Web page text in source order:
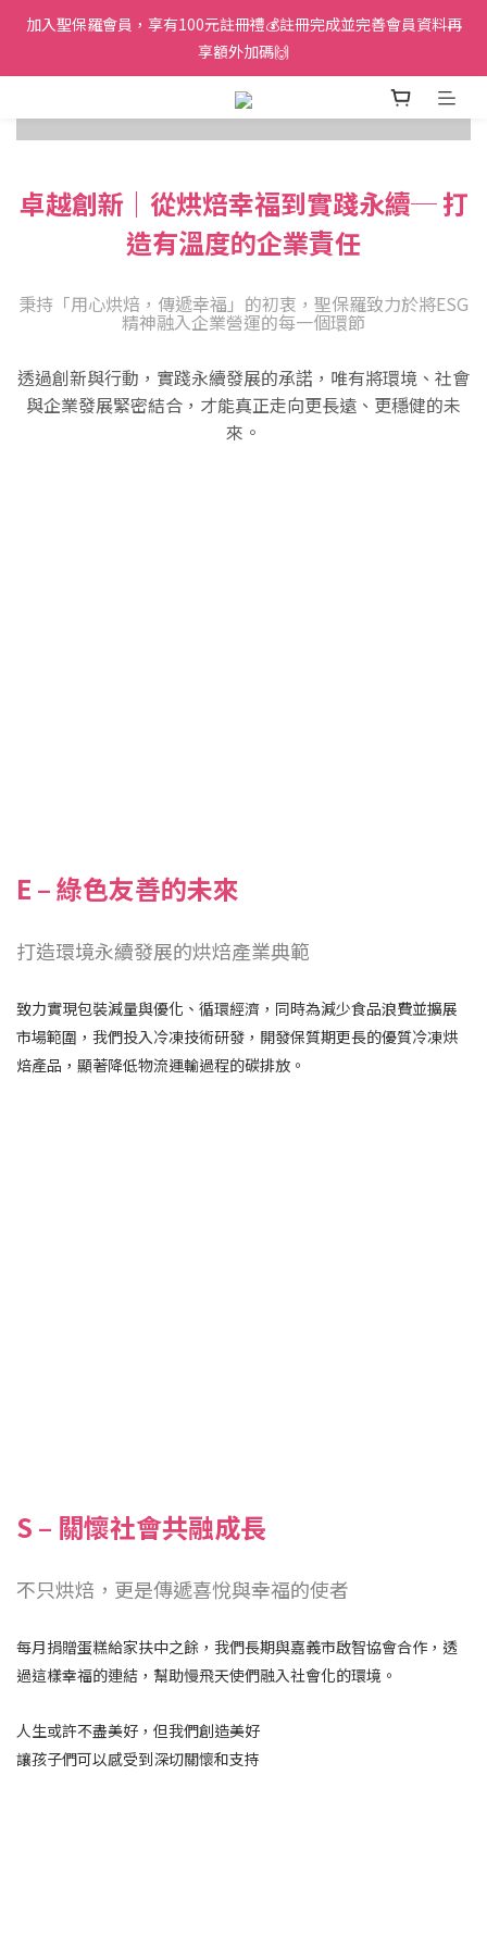
加入聖保羅會員，享有100元註冊禮💰註冊完成並完善會員資料再
享額外加碼🙌
卓越創新｜從烘焙幸福到實踐永續─ 打
造有溫度的企業責任
秉持「用心烘焙，傳遞幸福」的初衷，聖保羅致力於將ESG
精神融入企業營運的每一個環節
透過創新與行動，實踐永續發展的承諾， 唯有將環境、社會
與企業發展緊密結合， 才能真正走向更長遠、更穩健的未
來。
E – 綠色友善的未來
打造環境永續發展的烘焙產業典範
致力實現包裝減量與優化、循環經濟， 同時為減少食品浪費並擴展
市場範圍，我們投入冷凍技術研發， 開發保質期更長的優質冷凍烘
焙產品， 顯著降低物流運輸過程的碳排放。
S – 關懷社會共融成長
不只烘焙，更是傳遞喜悅與幸福的使者
每月捐贈蛋糕給家扶中之餘，我們長期與嘉義市啟智協會合作，透
過這樣幸福的連結，幫助慢飛天使們融入社會化的環境。
人生或許不盡美好，但我們創造美好
讓孩子們可以感受到深切關懷和支持